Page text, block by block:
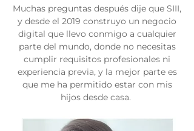
Muchas preguntas después dije que SIII,
y desde el 2019 construyo un negocio
digital que llevo conmigo a cualquier
parte del mundo, donde no necesitas
cumplir requisitos profesionales ni
experiencia previa, y la mejor parte es
que me ha permitido estar con mis
hijos desde casa.